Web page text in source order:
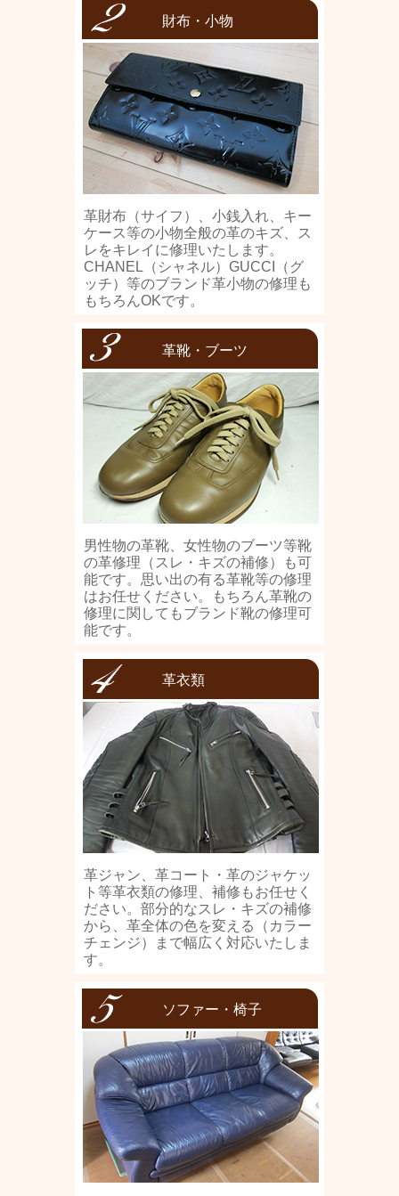
財布・小物
革財布（サイフ）、小銭入れ、キー
ケース等の小物全般の革のキズ、ス
レをキレイに修理いたします。
CHANEL（シャネル）GUCCI（グ
ッチ）等のブランド革小物の修理も
もちろんOKです。
革靴・ブーツ
男性物の革靴、女性物のブーツ等靴
の革修理（スレ・キズの補修）も可
能です。思い出の有る革靴等の修理
はお任せください。もちろん革靴の
修理に関してもブランド靴の修理可
能です。
革衣類
革ジャン、革コート・革のジャケッ
ト等革衣類の修理、補修もお任せく
ださい。部分的なスレ・キズの補修
から、革全体の色を変える（カラー
チェンジ）まで幅広く対応いたしま
す。
ソファー・椅子